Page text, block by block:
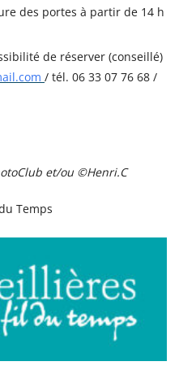
des portes à partir de 14 h
de réserver (conseillé)
/ tél. 06 33 07 76 68 /
et/ou ©Henri.C
Temps